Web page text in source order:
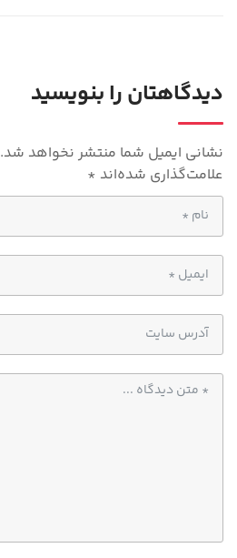
p
p
دیدگاهتان را بنویسید
نشانی ایمیل شما منتشر نخواهد شد.
علامت‌گذاری شده‌اند *